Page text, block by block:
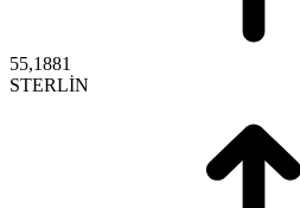
55,1881
STERLİN